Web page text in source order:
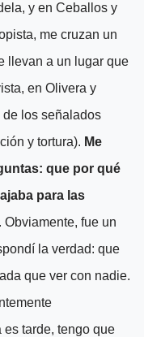
y en Ceballos y
me cruzan un
llevan a un lugar que
en Olivera y
los señalados
y tortura). Me
que por qué
para las
Obviamente, fue un
la verdad: que
que ver con nadie.
tarde, tengo que